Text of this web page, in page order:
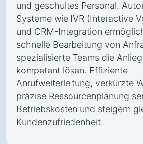
und geschultes Personal.
Systeme wie IVR (Interactive
und CRM-Integration
schnelle Bearbeitung von
spezialisierte Teams die
kompetent lösen. Effiziente
Anrufweiterleitung, verkürzte
präzise Ressourcenplanung
Betriebskosten und steigern
Kundenzufriedenheit.